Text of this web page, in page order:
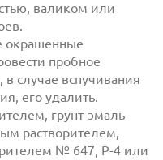
валиком или
окрашенные
пробное
случае вспучивания
его удалить.
грунт-эмаль
растворителем,
№ 647, Р-4 или